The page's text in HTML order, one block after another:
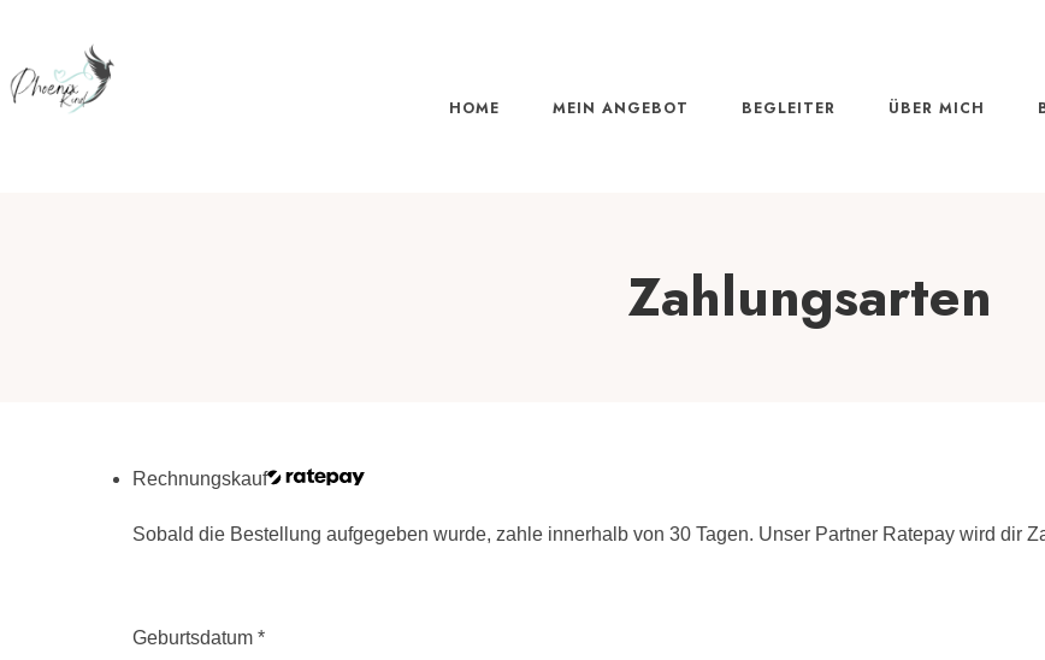
HOME MEIN ANGEBOT BEGLEITER ÜBER MICH
Zahlungsarten
Rechnungskauf
Sobald die Bestellung aufgegeben wurde, zahle innerhalb von 30 Tagen. Unser Partner Ratepay wird dir
Geburtsdatum *